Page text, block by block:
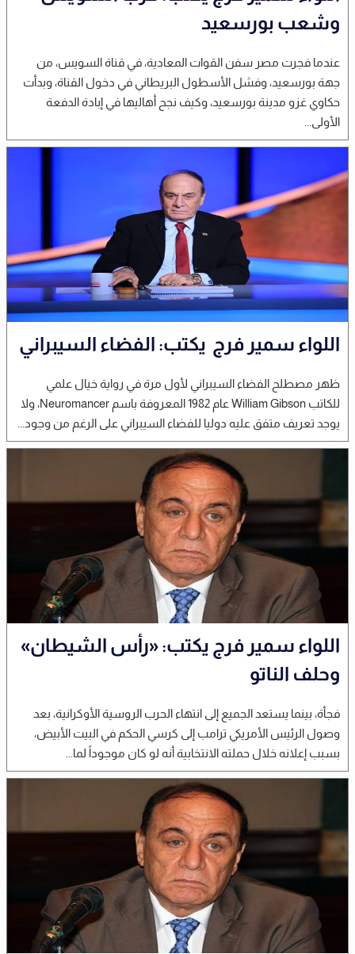
وشعب بورسعيد
عندما فجرت مصر سفن القوات المعادية، في قناة السويس، من
جهة بورسعيد، وفشل الأسطول البريطاني في دخول القناة، وبدأت
حكاوي غزو مدينة بورسعيد، وكيف نجح أهاليها في إبادة الدفعة
الأولى...
اللواء سمير فرج يكتب: الفضاء السيبراني
ظهر مصطلح الفضاء السيبراني لأول مرة في رواية خيال علمي
للكاتب William Gibson عام 1982 المعروفة باسم Neuromancer، ولا
يوجد تعريف متفق عليه دوليا للفضاء السيبراني على الرغم من وجود...
اللواء سمير فرج يكتب: «رأس الشيطان»
وحلف الناتو
فجأة، بينما يستعد الجميع إلى انتهاء الحرب الروسية الأوكرانية، بعد
وصول الرئيس الأمريكي ترامب إلى كرسي الحكم في البيت الأبيض،
بسبب إعلانه خلال حملته الانتخابية أنه لو كان موجوداً لما...